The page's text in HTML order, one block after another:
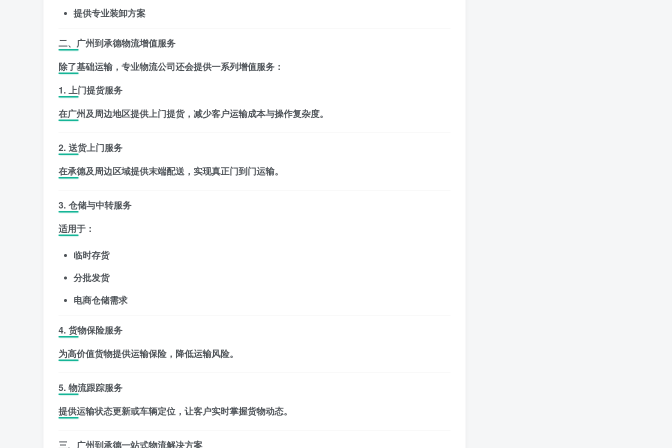
提供专业装卸方案
二、广州到承德物流增值服务
除了基础运输，专业物流公司还会提供一系列增值服务：
1. 上门提货服务
在广州及周边地区提供上门提货，减少客户运输成本与操作复杂度。
2. 送货上门服务
在承德及周边区域提供末端配送，实现真正门到门运输。
3. 仓储与中转服务
适用于：
临时存货
分批发货
电商仓储需求
4. 货物保险服务
为高价值货物提供运输保险，降低运输风险。
5. 物流跟踪服务
提供运输状态更新或车辆定位，让客户实时掌握货物动态。
三、广州到承德一站式物流解决方案